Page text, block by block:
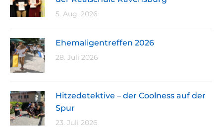
5. Aug. 2026
Ehemaligentreffen 2026
28. Juli 2026
Hitzedetektive – der Coolness auf der
Spur
23. Juli 2026